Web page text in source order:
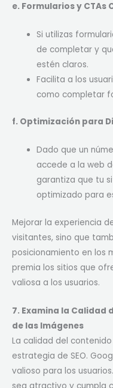
e. Formularios y CTAs
Si utilizas
de completar y
estén claros.
Facilita a los
como completar
f. Optimización para
Dado que un
accede a la web
garantiza que tu
optimizado para
Mejorar la experiencia
visitantes, sino que
posicionamiento en los
premia los sitios que
valiosa a los usuarios.
7. Examina la Calidad
de las Imágenes
La calidad del
estrategia de SEO.
valioso para los